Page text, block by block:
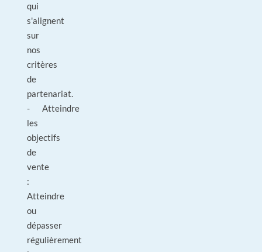
qui
s'alignent
sur
nos
critères
de
partenariat.
- Atteindre
les
objectifs
de
vente
:
Atteindre
ou
dépasser
régulièrement